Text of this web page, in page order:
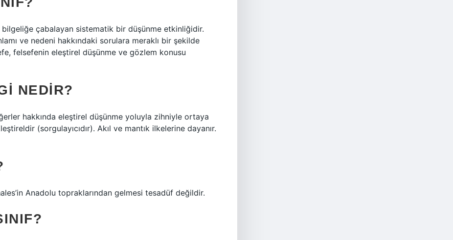
bilgeliğe çabalayan sistematik bir düşünme etkinliğidir.
ve nedeni hakkındaki sorulara meraklı bir şekilde
felsefenin eleştirel düşünme ve gözlem konusu
NEDIR?
hakkında eleştirel düşünme yoluyla zihniyle ortaya
(sorgulayıcıdır). Akıl ve mantık ilkelerine dayanır.
Anadolu topraklarından gelmesi tesadüf değildir.